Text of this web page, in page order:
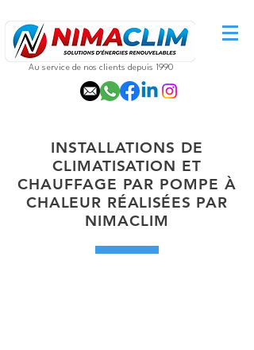
Au service de nos clients depuis 1990
INSTALLATIONS DE
CLIMATISATION ET
CHAUFFAGE PAR POMPE À
CHALEUR RÉALISÉES PAR
NIMACLIM